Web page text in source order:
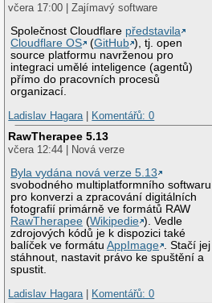
včera 17:00 | Zajímavý software
Společnost Cloudflare představila
Cloudflare OS
(GitHub ), tj. open
source platformu navrženou pro
integraci umělé inteligence (agentů)
přímo do pracovních procesů
organizací.
Ladislav Hagara
Komentářů: 0
RawTherapee 5.13
včera 12:44 | Nová verze
Byla vydána nová verze 5.13
svobodného multiplatformního softwaru
pro konverzi a zpracování digitálních
fotografií primárně ve formátů RAW
RawTherapee (Wikipedie ). Vedle
zdrojových kódů je k dispozici také
balíček ve formátuAppImage . Stačí jej
stáhnout, nastavit právo ke spuštění a
spustit.
Ladislav Hagara
Komentářů: 0